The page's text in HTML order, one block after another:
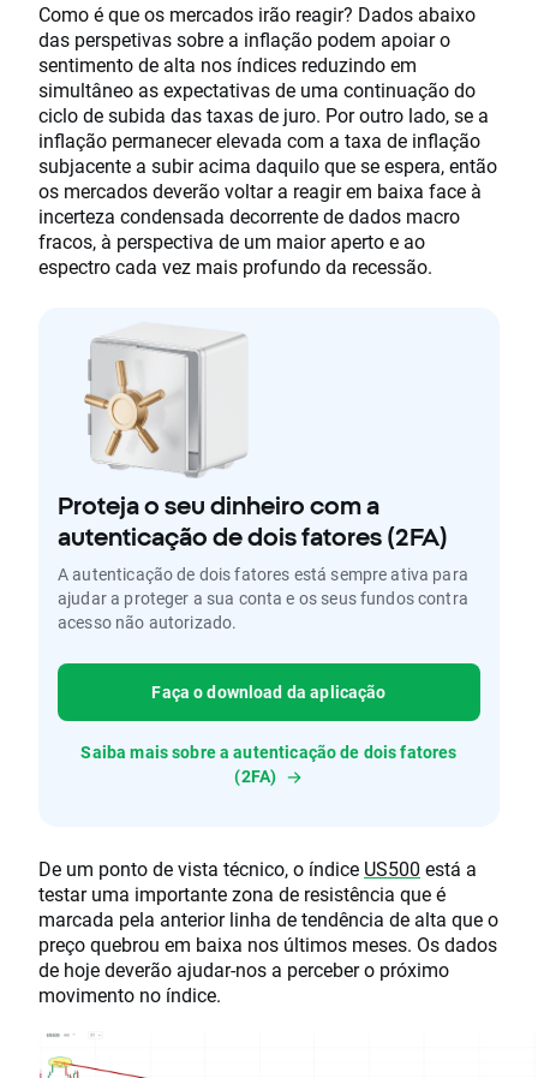
Como é que os mercados irão reagir? Dados abaixo
das perspetivas sobre a inflação podem apoiar o
sentimento de alta nos índices reduzindo em
simultâneo as expectativas de uma continuação do
ciclo de subida das taxas de juro. Por outro lado, se a
inflação permanecer elevada com a taxa de inflação
subjacente a subir acima daquilo que se espera, então
os mercados deverão voltar a reagir em baixa face à
incerteza condensada decorrente de dados macro
fracos, à perspectiva de um maior aperto e ao
espectro cada vez mais profundo da recessão.
Proteja o seu dinheiro com a
autenticação de dois fatores (2FA)
A autenticação de dois fatores está sempre ativa para
ajudar a proteger a sua conta e os seus fundos contra
acesso não autorizado.
Faça o download da aplicação
Saiba mais sobre a autenticação de dois fatores
(2FA)
De um ponto de vista técnico, o índice US500 está a
testar uma importante zona de resistência que é
marcada pela anterior linha de tendência de alta que o
preço quebrou em baixa nos últimos meses. Os dados
de hoje deverão ajudar-nos a perceber o próximo
movimento no índice.